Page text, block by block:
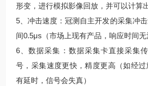
形变，进行模拟影像回放，并可以计算
5、冲击速度：冠测自主开发的采集冲
间0.5μs（市场上现有产品，响应时间无
6、数据采集：数据采集卡直接采集
号，采集速度更快，精度更高（如经
有延时，信号会失真）